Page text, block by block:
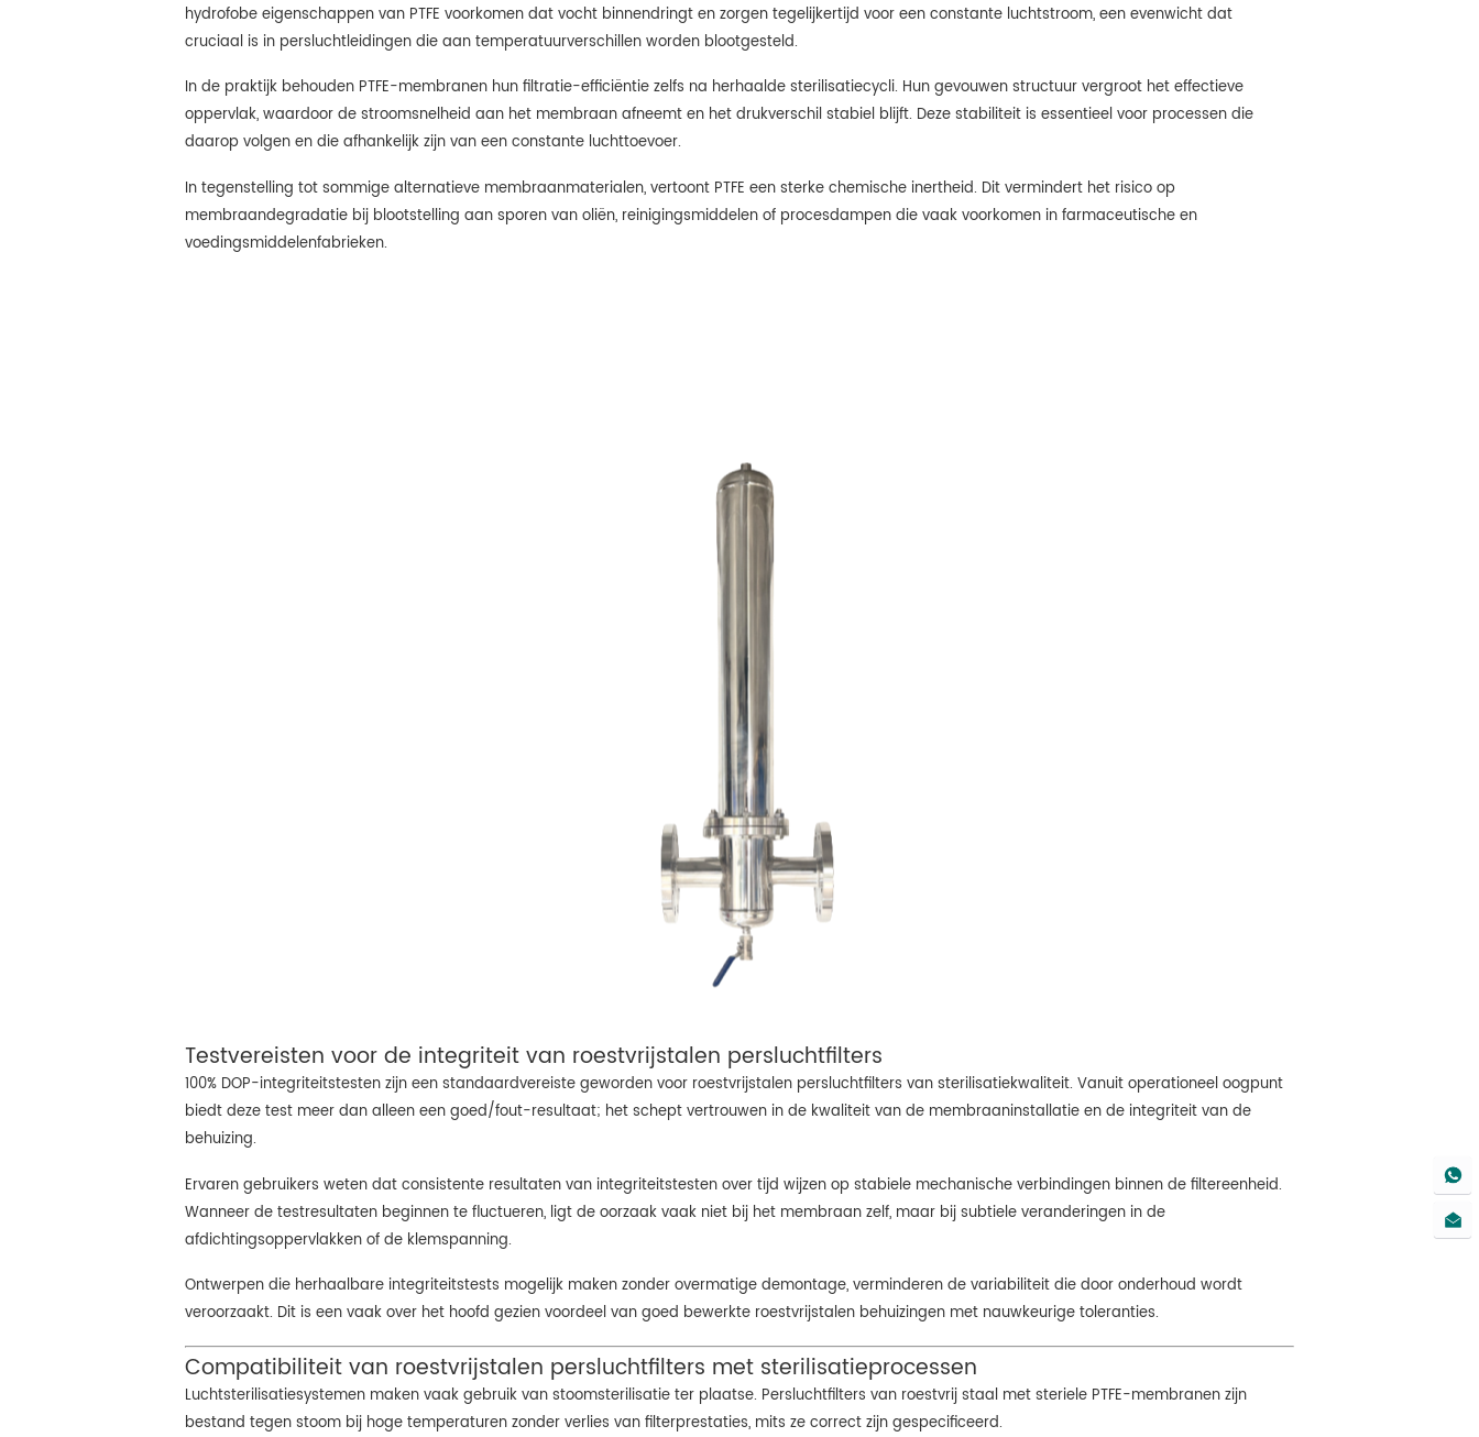
hydrofobe eigenschappen van PTFE voorkomen dat vocht binnendringt en zorgen tegelijkertijd voor een constante luchtstroom, een evenwicht dat
cruciaal is in persluchtleidingen die aan temperatuurverschillen worden blootgesteld.
In de praktijk behouden PTFE-membranen hun filtratie-efficiëntie zelfs na herhaalde sterilisatiecycli. Hun gevouwen structuur vergroot het effectieve
oppervlak, waardoor de stroomsnelheid aan het membraan afneemt en het drukverschil stabiel blijft. Deze stabiliteit is essentieel voor processen die
daarop volgen en die afhankelijk zijn van een constante luchttoevoer.
In tegenstelling tot sommige alternatieve membraanmaterialen, vertoont PTFE een sterke chemische inertheid. Dit vermindert het risico op
membraandegradatie bij blootstelling aan sporen van oliën, reinigingsmiddelen of procesdampen die vaak voorkomen in farmaceutische en
voedingsmiddelenfabrieken.
Testvereisten voor de integriteit van roestvrijstalen persluchtfilters
100% DOP-integriteitstesten zijn een standaardvereiste geworden voor roestvrijstalen persluchtfilters van sterilisatiekwaliteit. Vanuit operationeel oogpunt
biedt deze test meer dan alleen een goed/fout-resultaat; het schept vertrouwen in de kwaliteit van de membraaninstallatie en de integriteit van de
behuizing.
Ervaren gebruikers weten dat consistente resultaten van integriteitstesten over tijd wijzen op stabiele mechanische verbindingen binnen de filtereenheid.
Wanneer de testresultaten beginnen te fluctueren, ligt de oorzaak vaak niet bij het membraan zelf, maar bij subtiele veranderingen in de
afdichtingsoppervlakken of de klemspanning.
Ontwerpen die herhaalbare integriteitstests mogelijk maken zonder overmatige demontage, verminderen de variabiliteit die door onderhoud wordt
veroorzaakt. Dit is een vaak over het hoofd gezien voordeel van goed bewerkte roestvrijstalen behuizingen met nauwkeurige toleranties.
Compatibiliteit van roestvrijstalen persluchtfilters met sterilisatieprocessen
Luchtsterilisatiesystemen maken vaak gebruik van stoomsterilisatie ter plaatse. Persluchtfilters van roestvrij staal met steriele PTFE-membranen zijn
bestand tegen stoom bij hoge temperaturen zonder verlies van filterprestaties, mits ze correct zijn gespecificeerd.